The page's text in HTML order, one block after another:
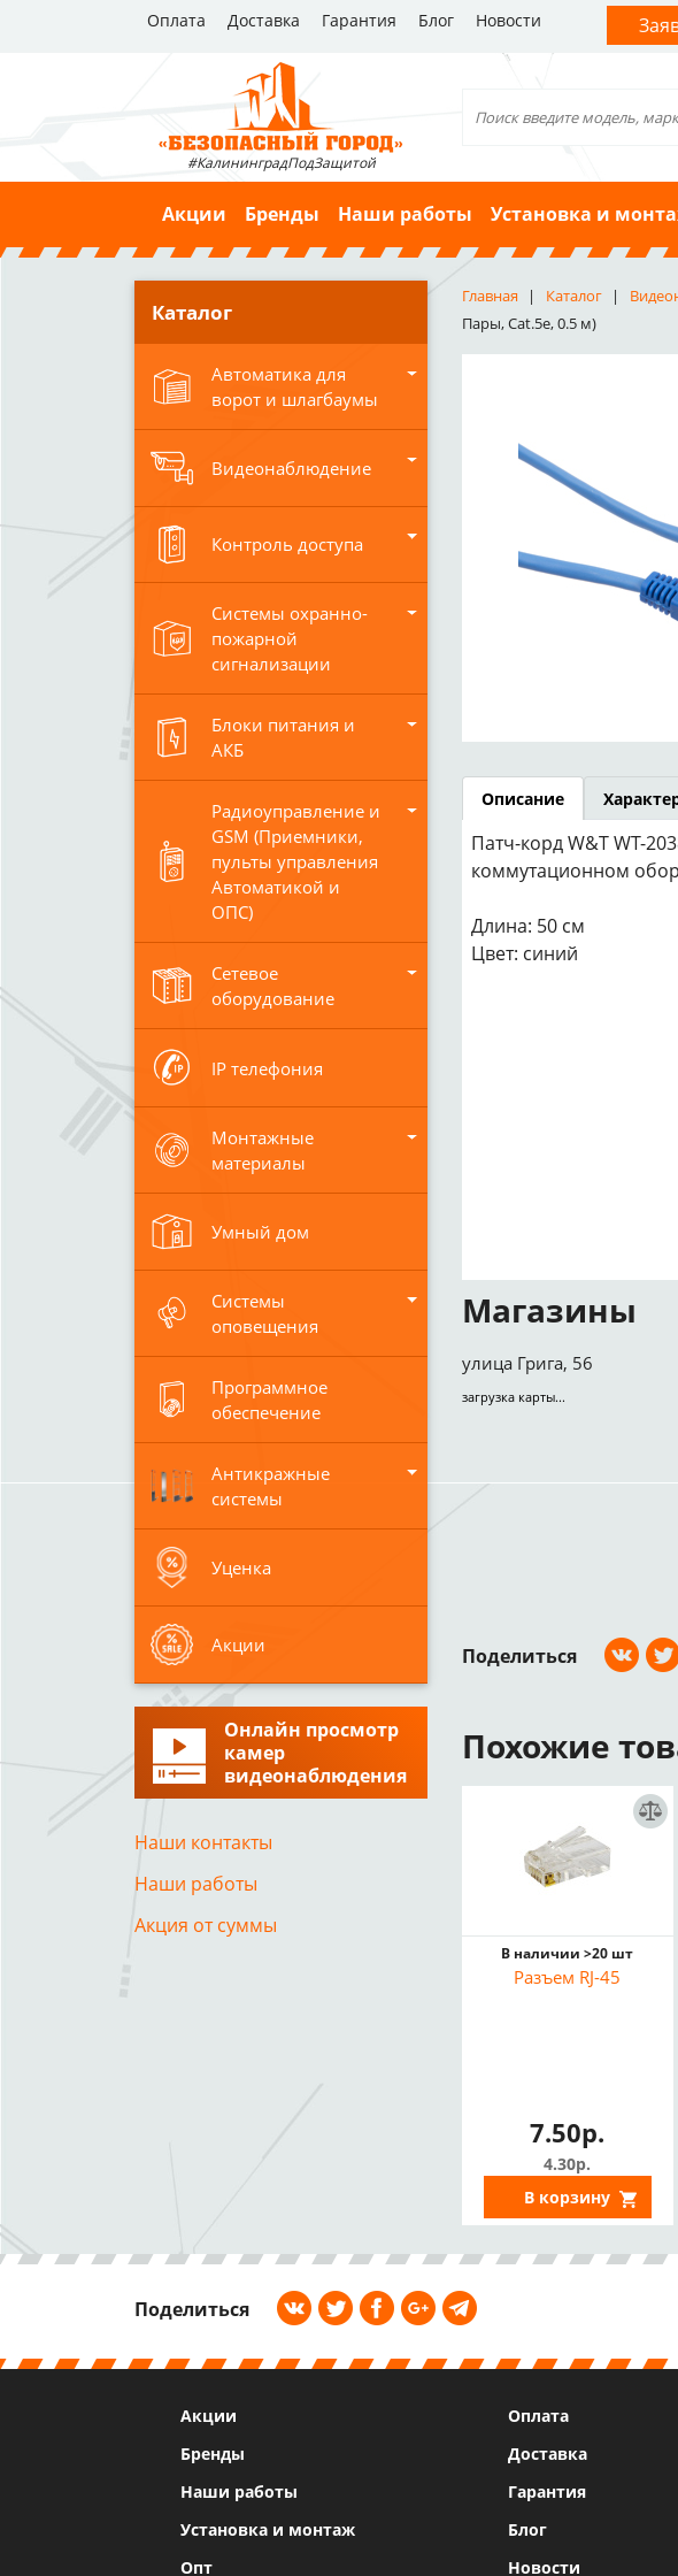
Оплата Доставка Гарантия Блог Новости
#КалининградПодЗащитой
Акции Бренды Наши работы Установка и
Каталог
Автоматика для
ворот и шлагбаумы
Видеонаблюдение
Контроль доступа
Системы охранно-
пожарной
сигнализации
Блоки питания и
АКБ
Радиоуправление и
GSM (Приемники,
пульты управления
Автоматикой и
ОПС)
Сетевое
оборудование
IP телефония
Монтажные
материалы
Умный дом
Системы
оповещения
Программное
обеспечение
Антикражные
системы
Уценка
Акции
Онлайн просмотр
камер
видеонаблюдения
Наши контакты
Наши работы
Акция от суммы
Главная Каталог
Пары, Cat.5e, 0.5 м)
Описание
Патч-корд W&T WT-
коммутационном
Длина: 50 см
Цвет: синий
Магазины
улица Грига, 56
загрузка карты...
Поделиться
Похожие
В наличии >20 шт
Разъем RJ-45
7.50р.
4.30р.
В корзину
Поделиться
Акции
Бренды
Наши работы
Установка и монтаж
Опт
Оплата
Доставка
Гарантия
Блог
Новости